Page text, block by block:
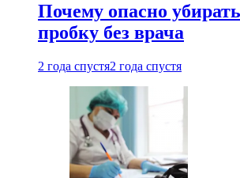
Почему опасно
пробку без врача
2 года спустя2 года спустя